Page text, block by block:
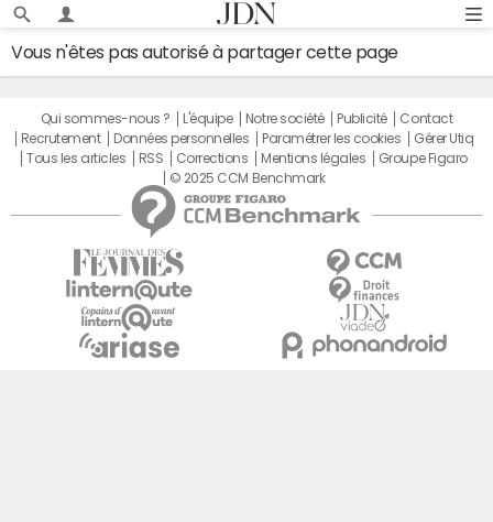
Vous n'êtes pas autorisé à partager cette page
Qui sommes-nous ? L'équipe Notre société Publicité
Contact
Recrutement
Données personnelles Paramétrer les cookies
Gérer Utiq
Tous les articles
RSS Corrections Mentions légales
Groupe Figaro
© 2025 CCM Benchmark